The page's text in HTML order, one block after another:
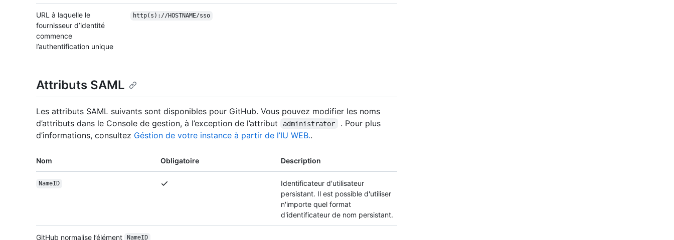
URL à laquelle le
fournisseur d’identité
commence
l’authentification unique
http(s)://HOSTNAME/sso
Attributs SAML
Les attributs SAML suivants sont disponibles pour GitHub. Vous pouvez modifier les noms
d’attributs dans le Console de gestion, à l’exception de l’attribut
administrator
. Pour plus
d’informations, consultez Géstion de votre instance à partir de l’IU WEB..
Nom Obligatoire Description
NameID
Identificateur d'utilisateur
persistant. Il est possible d'utiliser
n'importe quel format
d'identificateur de nom persistant.
GitHub normalise l’élément NameID